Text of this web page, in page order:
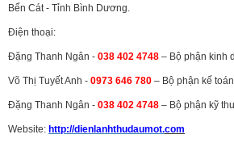
Bến Cát - Tỉnh Bình Dương.
Điện thoại:
Đặng Thanh Ngân - 038 402 4748 – Bộ phận kinh
Võ Thị Tuyết Anh - 0973 646 780 – Bộ phận kế toán
Đặng Thanh Ngân - 038 402 4748 – Bộ phận kỹ
Website: http://dienlanhthudaumot.com